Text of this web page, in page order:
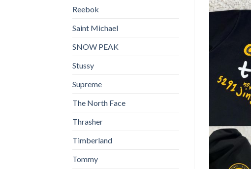
Reebok
Saint Michael
SNOW PEAK
Stussy
Supreme
The North Face
Thrasher
Timberland
Tommy